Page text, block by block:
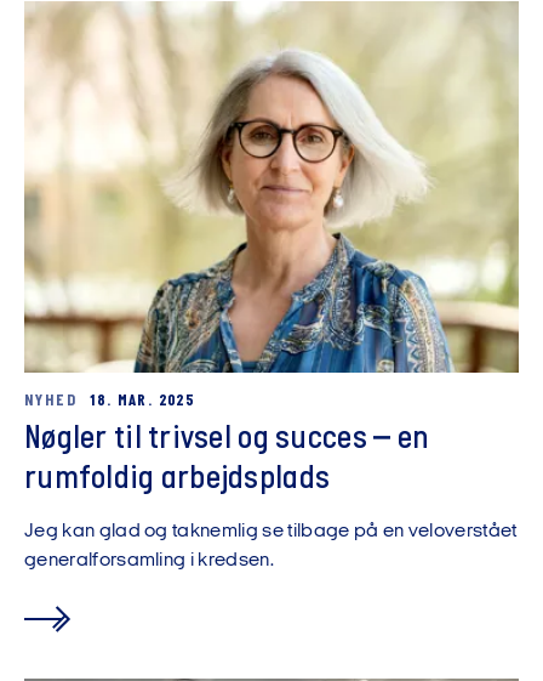
NYHED 18. MAR. 2025
Nøgler til trivsel og succes – en
rumfoldig arbejdsplads
Jeg kan glad og taknemlig se tilbage på en veloverstået
generalforsamling i kredsen.